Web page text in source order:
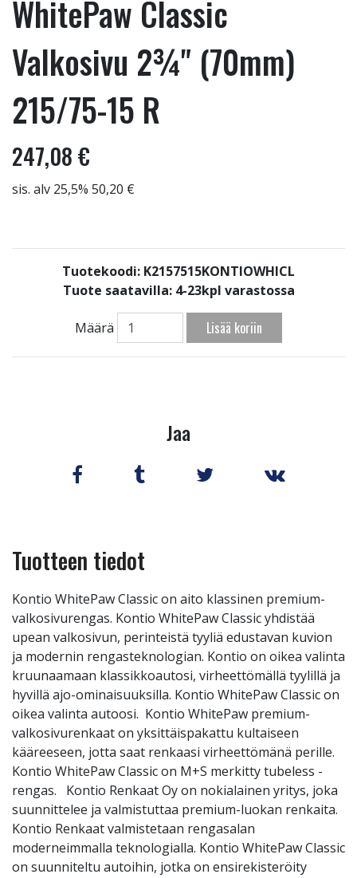
WhitePaw Classic
Valkosivu 2¾" (70mm)
215/75-15 R
247,08 €
sis. alv 25,5% 50,20 €
Tuotekoodi: K2157515KONTIOWHICL
Tuote saatavilla: 4-23kpl varastossa
Määrä Lisää koriin
Jaa
Tuotteen tiedot
Kontio WhitePaw Classic on aito klassinen premium-
valkosivurengas. Kontio WhitePaw Classic yhdistää
upean valkosivun, perinteistä tyyliä edustavan kuvion
ja modernin rengasteknologian. Kontio on oikea valinta
kruunaamaan klassikkoautosi, virheettömällä tyylillä ja
hyvillä ajo-ominaisuuksilla. Kontio WhitePaw Classic on
oikea valinta autoosi. Kontio WhitePaw premium-
valkosivurenkaat on yksittäispakattu kultaiseen
kääreeseen, jotta saat renkaasi virheettömänä perille.
Kontio WhitePaw Classic on M+S merkitty tubeless -
rengas. Kontio Renkaat Oy on nokialainen yritys, joka
suunnittelee ja valmistuttaa premium-luokan renkaita.
Kontio Renkaat valmistetaan rengasalan
moderneimmalla teknologialla. Kontio WhitePaw Classic
on suunniteltu autoihin, jotka on ensirekisteröity